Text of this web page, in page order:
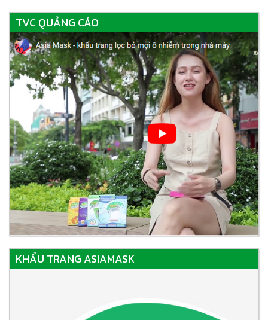
TVC QUẢNG CÁO
KHẨU TRANG ASIAMASK